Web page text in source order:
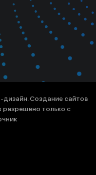
дизайн. Создание сайтов
только с